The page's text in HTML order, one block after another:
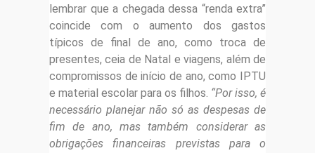
lembrar que a chegada dessa “renda extra”
coincide com o aumento dos gastos
típicos de final de ano, como troca de
presentes, ceia de Natal e viagens, além de
compromissos de início de ano, como IPTU
e material escolar para os filhos. “Por isso, é
necessário planejar não só as despesas de
fim de ano, mas também considerar as
obrigações financeiras previstas para o